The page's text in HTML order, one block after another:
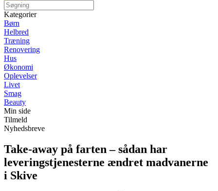
Kategorier
Børn
Helbred
Træning
Renovering
Hus
Økonomi
Oplevelser
Livet
Smag
Beauty
Min side
Tilmeld
Nyhedsbreve
Take-away på farten – sådan har
leveringstjenesterne ændret madvanerne
i Skive